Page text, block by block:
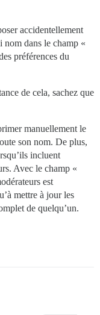
accidentellement
dans le champ «
préférences du
de cela, sachez que
manuellement le
son nom. De plus,
incluent
Avec le champ «
est
mettre à jour les
de quelqu’un.